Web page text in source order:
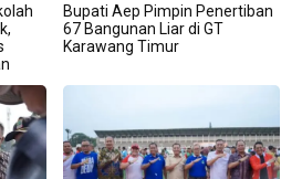
Bupati Aep Pimpin Penertiban
67 Bangunan Liar di GT
Karawang Timur